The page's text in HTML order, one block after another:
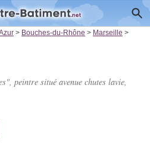
> Bouches-du-Rhône > Marseille >
peintre situé avenue chutes lavie,